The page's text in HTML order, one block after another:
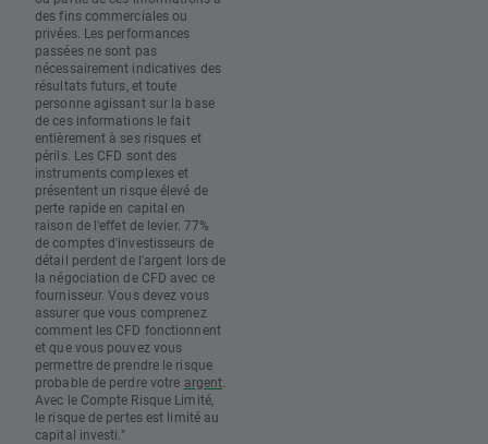
des fins commerciales ou
privées. Les performances
passées ne sont pas
nécessairement indicatives des
résultats futurs, et toute
personne agissant sur la base
de ces informations le fait
entièrement à ses risques et
périls. Les CFD sont des
instruments complexes et
présentent un risque élevé de
perte rapide en capital en
raison de l'effet de levier. 77%
de comptes d'investisseurs de
détail perdent de l'argent lors de
la négociation de CFD avec ce
fournisseur. Vous devez vous
assurer que vous comprenez
comment les CFD fonctionnent
et que vous pouvez vous
permettre de prendre le risque
probable de perdre votre argent
Avec le Compte Risque Limité,
le risque de pertes est limité au
capital investi."